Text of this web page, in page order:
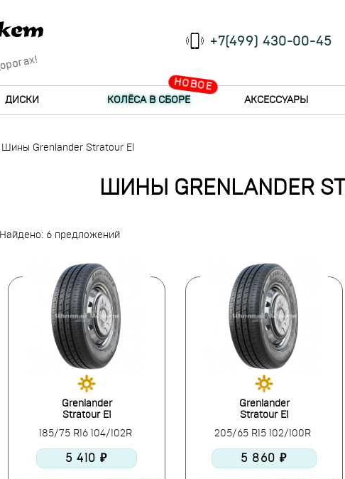
+7(499) 430-00-45
ДИСКИ
НОВОЕ
КОЛЁСА В СБОРЕ АКСЕССУАРЫ
Шины Grenlander Stratour E1
ШИНЫ GRENLANDER
Найдено: 6 предложений
Grenlander
Stratour E1
185/75 R16 104/102R
5 410 ₽
Grenlander
Stratour E1
205/65 R15 102/100R
5 860 ₽